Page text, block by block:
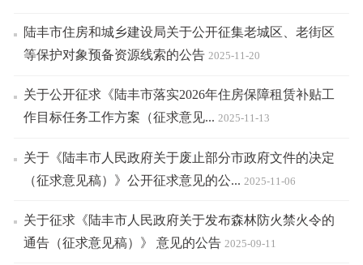
陆丰市住房和城乡建设局关于公开征集老城区、老街区
等保护对象预备资源线索的公告 2025-11-20
关于公开征求《陆丰市落实2026年住房保障租赁补贴工
作目标任务工作方案（征求意见... 2025-11-13
关于《陆丰市人民政府关于废止部分市政府文件的决定
（征求意见稿）》公开征求意见的公... 2025-11-06
关于征求《陆丰市人民政府关于发布森林防火禁火令的
通告（征求意见稿）》 意见的公告 2025-09-11